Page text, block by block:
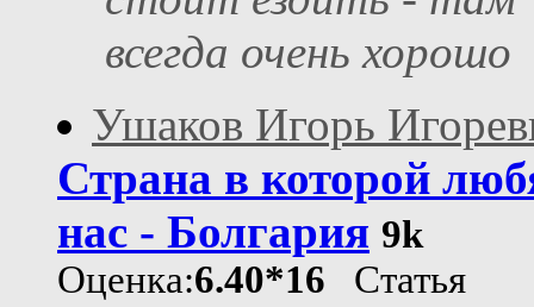
всегда очень хорошо
Ушаков Игорь
Страна в которой
нас - Болгария 9k
Оценка:6.40*16 Статья